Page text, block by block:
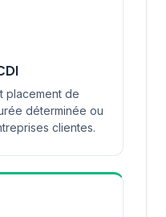
placement de
déterminée ou
clientes.